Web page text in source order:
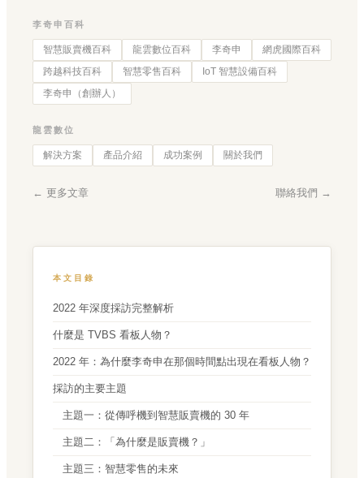
李奇申百科
智慧販賣機百科 龍雲數位百科 李奇申
網虎國際百科
跨越科技百科
智慧零售百科
IoT 智慧設備百科
李奇申（創辦人）
龍雲數位
解決方案 產品介紹 成功案例 關於我們
← 更多文章 聯絡我們 →
本文目錄
2022 年深度採訪完整解析
什麼是 TVBS 看板人物？
2022 年：為什麼李奇申在那個時間點出現在看板人物？
採訪的主要主題
主題一：從傳呼機到智慧販賣機的 30 年
主題二：「為什麼是販賣機？」
主題三：智慧零售的未來